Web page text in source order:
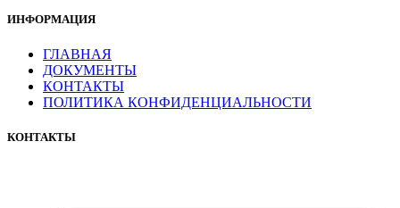
ИНФОРМАЦИЯ
ГЛАВНАЯ
ДОКУМЕНТЫ
КОНТАКТЫ
ПОЛИТИКА КОНФИДЕНЦИАЛЬНОСТИ
КОНТАКТЫ